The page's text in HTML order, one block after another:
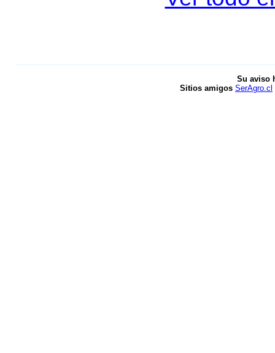
Su aviso
Sitios amigos SerAgro.cl